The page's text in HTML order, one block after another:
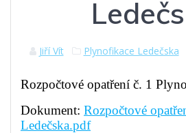
Jiří Vít Plynofikace Ledečska
Rozpočtové opatření č. 1
Dokument: Rozpočtové
Ledečska.pdf